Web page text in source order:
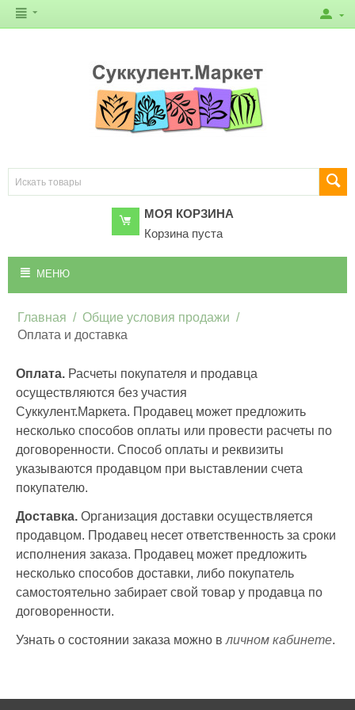
МОЯ КОРЗИНА
Корзина пуста
МЕНЮ
Главная / Общие условия продажи /
Оплата и доставка
Оплата. Расчеты покупателя и продавца
осуществляются без участия
Суккулент.Маркета. Продавец может предложить
несколько способов оплаты или провести расчеты по
договоренности. Способ оплаты и реквизиты
указываются продавцом при выставлении счета
покупателю.
Доставка. Организация доставки осуществляется
продавцом. Продавец несет ответственность за сроки
исполнения заказа. Продавец может предложить
несколько способов доставки, либо покупатель
самостоятельно забирает свой товар у продавца по
договоренности.
Узнать о состоянии заказа можно в личном кабинете.